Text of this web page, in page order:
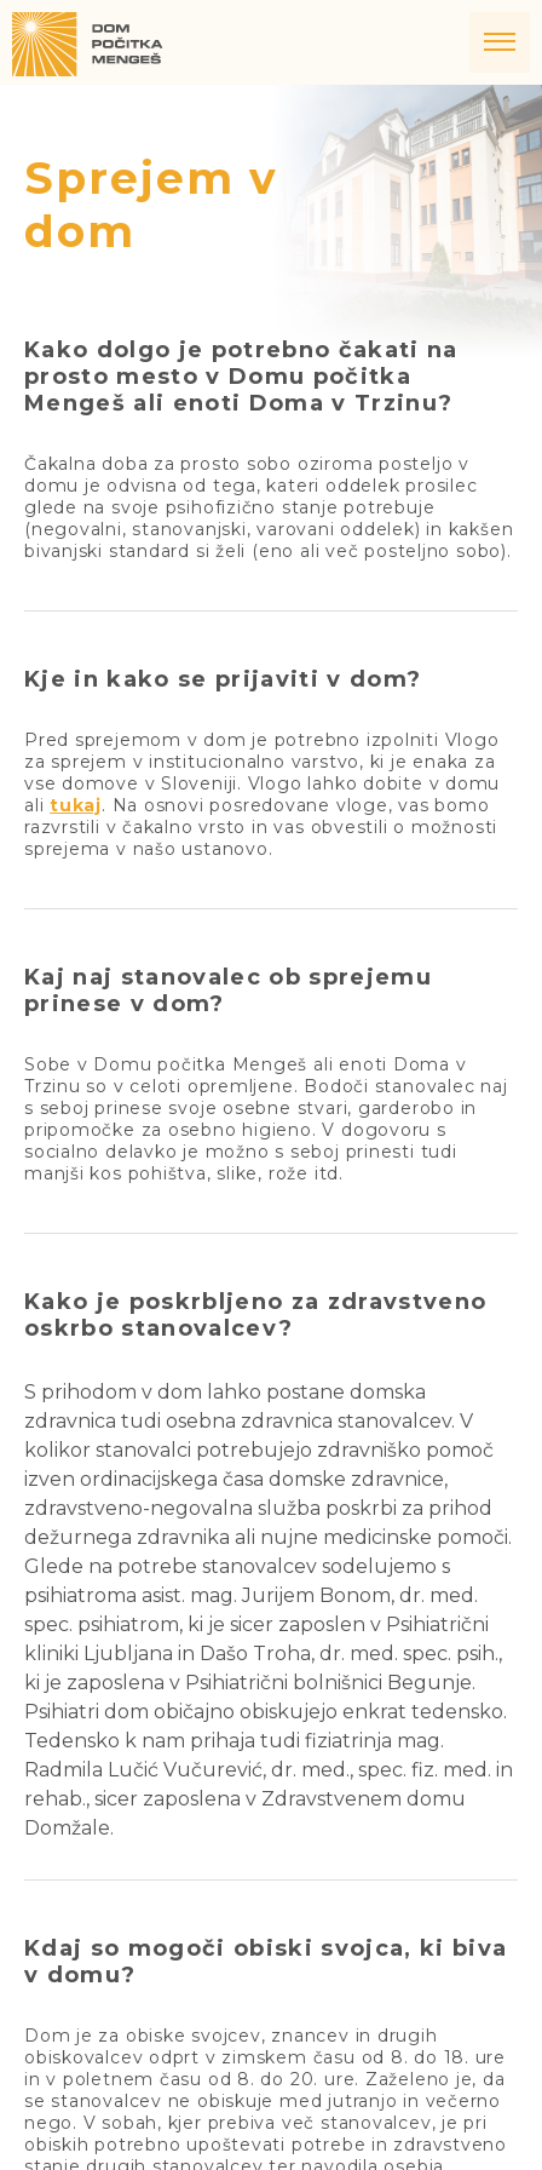
Sprejem v
dom
Kako dolgo je potrebno čakati na
prosto mesto v Domu počitka
Mengeš ali enoti Doma v Trzinu?
Čakalna doba za prosto sobo oziroma posteljo v
domu je odvisna od tega, kateri oddelek prosilec
glede na svoje psihofizično stanje potrebuje
(negovalni, stanovanjski, varovani oddelek) in kakšen
bivanjski standard si želi (eno ali več posteljno sobo).
Kje in kako se prijaviti v dom?
Pred sprejemom v dom je potrebno izpolniti Vlogo
za sprejem v institucionalno varstvo, ki je enaka za
vse domove v Sloveniji. Vlogo lahko dobite v domu
alitukaj. Na osnovi posredovane vloge, vas bomo
razvrstili v čakalno vrsto in vas obvestili o možnosti
sprejema v našo ustanovo.
Kaj naj stanovalec ob sprejemu
prinese v dom?
Sobe v Domu počitka Mengeš ali enoti Doma v
Trzinu so v celoti opremljene. Bodoči stanovalec naj
s seboj prinese svoje osebne stvari, garderobo in
pripomočke za osebno higieno. V dogovoru s
socialno delavko je možno s seboj prinesti tudi
manjši kos pohištva, slike, rože itd.
Kako je poskrbljeno za zdravstveno
oskrbo stanovalcev?
S prihodom v dom lahko postane domska
zdravnica tudi osebna zdravnica stanovalcev. V
kolikor stanovalci potrebujejo zdravniško pomoč
izven ordinacijskega časa domske zdravnice,
zdravstveno-negovalna služba poskrbi za prihod
dežurnega zdravnika ali nujne medicinske pomoči.
Glede na potrebe stanovalcev sodelujemo s
psihiatroma asist. mag. Jurijem Bonom, dr. med.
spec. psihiatrom, ki je sicer zaposlen v Psihiatrični
kliniki Ljubljana in Dašo Troha, dr. med. spec. psih.,
ki je zaposlena v Psihiatrični bolnišnici Begunje.
Psihiatri dom običajno obiskujejo enkrat tedensko.
Tedensko k nam prihaja tudi fiziatrinja mag.
Radmila Lučić Vučurević, dr. med., spec. fiz. med. in
rehab., sicer zaposlena v Zdravstvenem domu
Domžale.
Kdaj so mogoči obiski svojca, ki biva
v domu?
Dom je za obiske svojcev, znancev in drugih
obiskovalcev odprt v zimskem času od 8. do 18. ure
in v poletnem času od 8. do 20. ure. Zaželeno je, da
se stanovalcev ne obiskuje med jutranjo in večerno
nego. V sobah, kjer prebiva več stanovalcev, je pri
obiskih potrebno upoštevati potrebe in zdravstveno